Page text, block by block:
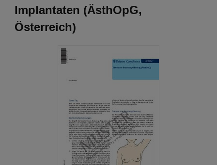
Implantaten (ÄsthOpG,
Österreich)